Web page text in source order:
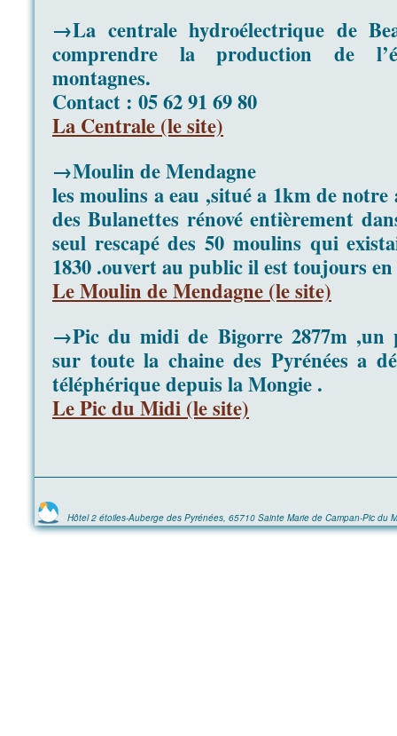
→La centrale hydroélectrique de
comprendre la production de
montagnes.
Contact : 05 62 91 69 80
La Centrale (le site)
→Moulin de Mendagne
les moulins a eau ,situé a 1km de
des Bulanettes rénové entièrement
seul rescapé des 50 moulins qui
1830 .ouvert au public il est toujours
Le Moulin de Mendagne (le site)
→Pic du midi de Bigorre 2877m ,un
sur toute la chaine des Pyrénées a
téléphérique depuis la Mongie .
Le Pic du Midi (le site)
Hôtel 2 étoiles-Auberge des Pyrénées, 65710 Sainte Marie de Campan-Pic du